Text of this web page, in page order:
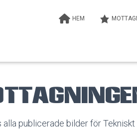
HEM
alla publicerade bilder för